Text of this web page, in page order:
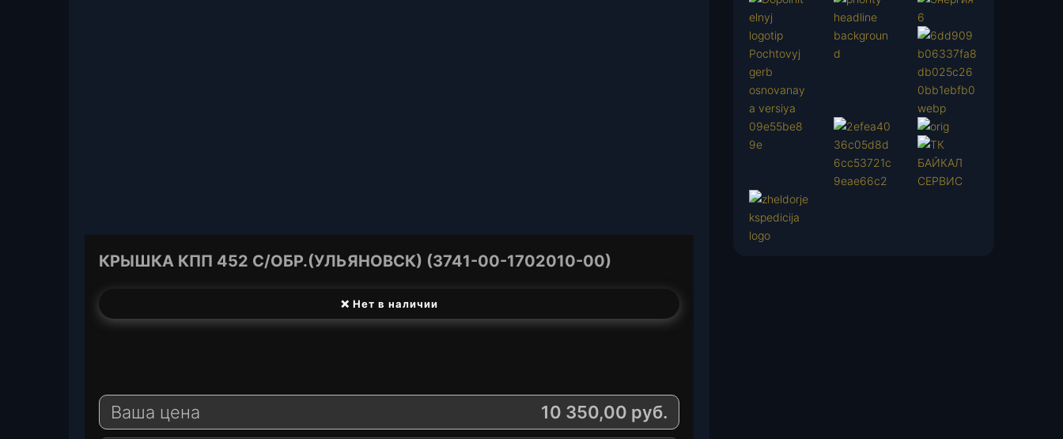
КРЫШКА КПП 452 С/ОБР.(УЛЬЯНОВСК) (3741-00-1702010-00)
❌ Нет в наличии
e
r
a
s
a
Ваша цена 10 350,00 руб.